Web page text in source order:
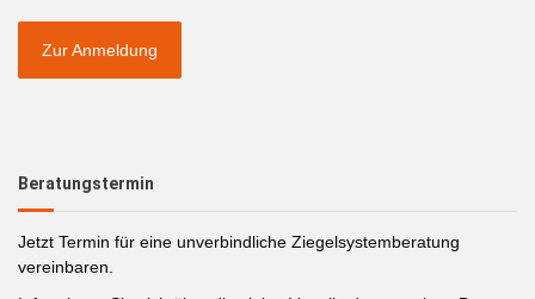
Zur Anmeldung
Beratungstermin
Jetzt Termin für eine unverbindliche Ziegelsystemberatung
vereinbaren.